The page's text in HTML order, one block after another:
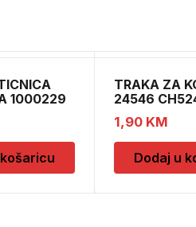
1000229
TRAKA ZA
24546
1,90 KM
Dodaj u